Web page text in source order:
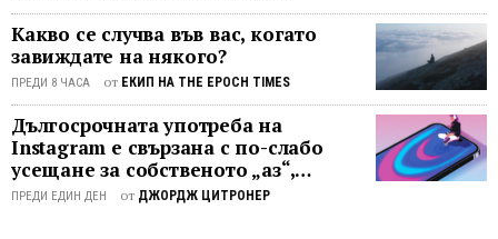
им.
от
Какво се случва във вас, когато
завиждате на някого?
ПРЕДИ 8 ЧАСА от ЕКИП НА THE EPOCH TIMES
Дългосрочната употреба на
Instagram е свързана с по-слабо
усещане за собственото „аз“,
показва проучване
ПРЕДИ ЕДИН ДЕН от ДЖОРДЖ ЦИТРОНЕР